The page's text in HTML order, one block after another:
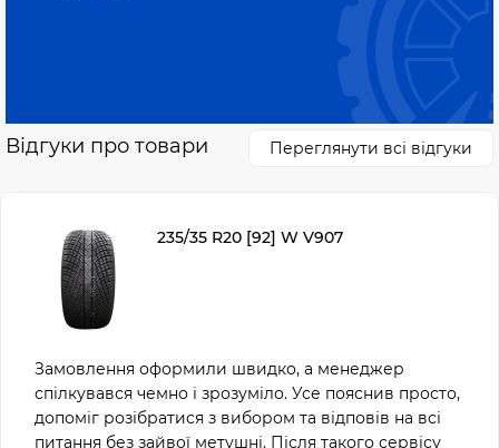
Відгуки про товари Переглянути всі відгуки
235/35 R20 [92] W V907
Замовлення оформили швидко, а менеджер
спілкувався чемно і зрозуміло. Усе пояснив просто,
допоміг розібратися з вибором та відповів на всі
питання без зайвої метушні. Після такого сервісу